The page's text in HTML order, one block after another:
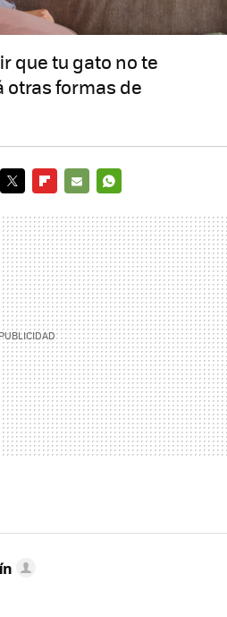
que tu gato no te
otras formas de
MAIL